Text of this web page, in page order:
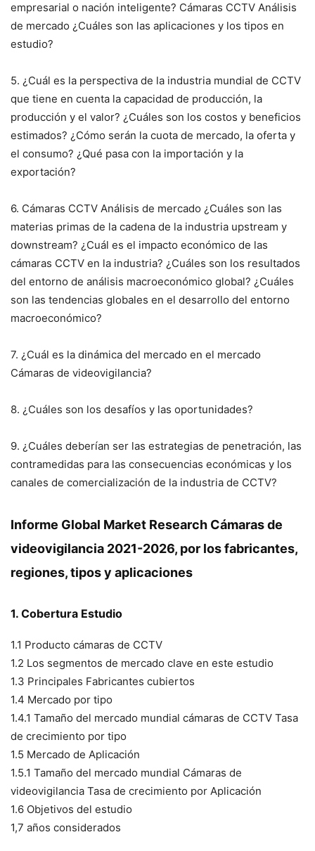
empresarial o nación inteligente? Cámaras CCTV Análisis
de mercado ¿Cuáles son las aplicaciones y los tipos en
estudio?
5. ¿Cuál es la perspectiva de la industria mundial de CCTV
que tiene en cuenta la capacidad de producción, la
producción y el valor? ¿Cuáles son los costos y beneficios
estimados? ¿Cómo serán la cuota de mercado, la oferta y
el consumo? ¿Qué pasa con la importación y la
exportación?
6. Cámaras CCTV Análisis de mercado ¿Cuáles son las
materias primas de la cadena de la industria upstream y
downstream? ¿Cuál es el impacto económico de las
cámaras CCTV en la industria? ¿Cuáles son los resultados
del entorno de análisis macroeconómico global? ¿Cuáles
son las tendencias globales en el desarrollo del entorno
macroeconómico?
7. ¿Cuál es la dinámica del mercado en el mercado
Cámaras de videovigilancia?
8. ¿Cuáles son los desafíos y las oportunidades?
9. ¿Cuáles deberían ser las estrategias de penetración, las
contramedidas para las consecuencias económicas y los
canales de comercialización de la industria de CCTV?
Informe Global Market Research Cámaras de
videovigilancia 2021-2026, por los fabricantes,
regiones, tipos y aplicaciones
1. Cobertura Estudio
1.1 Producto cámaras de CCTV
1.2 Los segmentos de mercado clave en este estudio
1.3 Principales Fabricantes cubiertos
1.4 Mercado por tipo
1.4.1 Tamaño del mercado mundial cámaras de CCTV Tasa
de crecimiento por tipo
1.5 Mercado de Aplicación
1.5.1 Tamaño del mercado mundial Cámaras de
videovigilancia Tasa de crecimiento por Aplicación
1.6 Objetivos del estudio
1,7 años considerados